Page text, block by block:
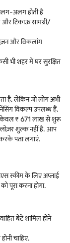
अलग होती है
टिकाऊ सामग्री/
और विकलांग
भी शहर में घर सुरक्षित
है, लेकिन जो लोग अभी
विकल्प उपलब्ध हैं.
केवल ₹ 671 लाख से शुरू
शुल्क नहीं है. आप
पता लगाएं.
स्कीम के लिए अप्लाई
पूरा करना होगा.
बेटे शामिल होने
चाहिए.